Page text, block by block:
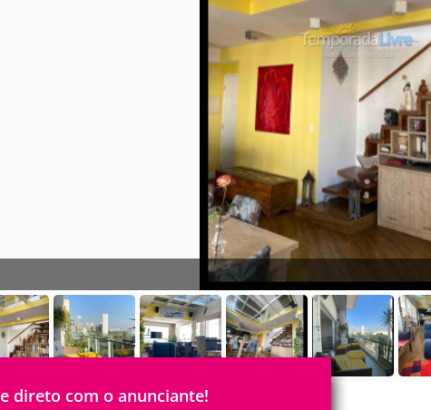
direto com o anunciante!